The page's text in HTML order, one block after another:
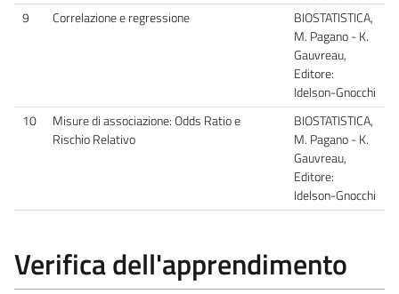
9
Correlazione e regressione
BIOSTATISTICA,
M. Pagano - K.
Gauvreau,
Editore:
Idelson-Gnocchi
10
Misure di associazione: Odds Ratio e
Rischio Relativo
BIOSTATISTICA,
M. Pagano - K.
Gauvreau,
Editore:
Idelson-Gnocchi
Verifica dell'apprendimento